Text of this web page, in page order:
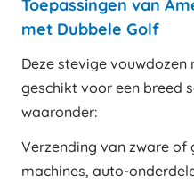
Toepassingen van
met Dubbele Golf
Deze stevige
geschikt voor een breed
waaronder:
Verzending van zware
machines, auto-